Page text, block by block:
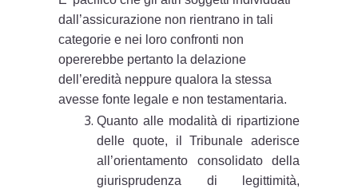
dall’assicurazione non rientrano in tali
categorie e nei loro confronti non
opererebbe pertanto la delazione
dell’eredità neppure qualora la stessa
avesse fonte legale e non testamentaria.
Quanto alle modalità di ripartizione
delle quote, il Tribunale aderisce
all’orientamento consolidato della
giurisprudenza di legittimità,